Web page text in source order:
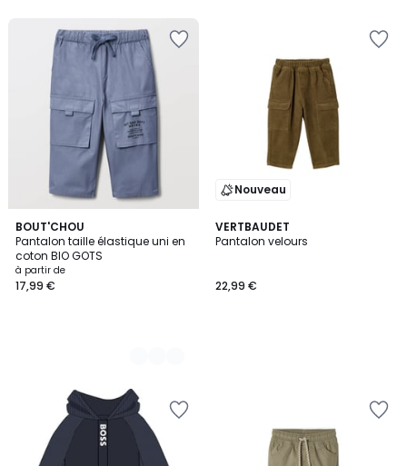
BOUT'CHOU
Pantalon taille élastique uni en
coton BIO GOTS
à partir de
17,99 €
2
Couleurs
Nouveau
VERTBAUDET
Pantalon velours
22,99 €